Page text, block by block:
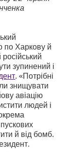
по Харкову й
зупинений і
. «Потрібні
знищувати
авіацію
людей і
й від бомб.